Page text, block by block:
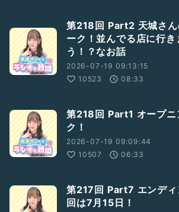
第218回 Part2 天城さん
ーク！並んでる店に行き
う！？なお話
2026-07-19 09:13:15
10523
08:33
第218回 Part1 オープニ
ク！
2026-07-19 09:09:44
10507
06:33
第217回 Part7 エンディ
回は7月15日！